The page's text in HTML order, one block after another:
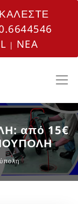
| NEA
από 15€